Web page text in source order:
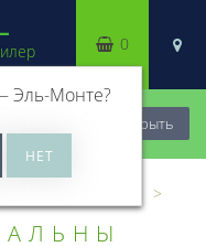
Закрыть
Эль-Монте?
0